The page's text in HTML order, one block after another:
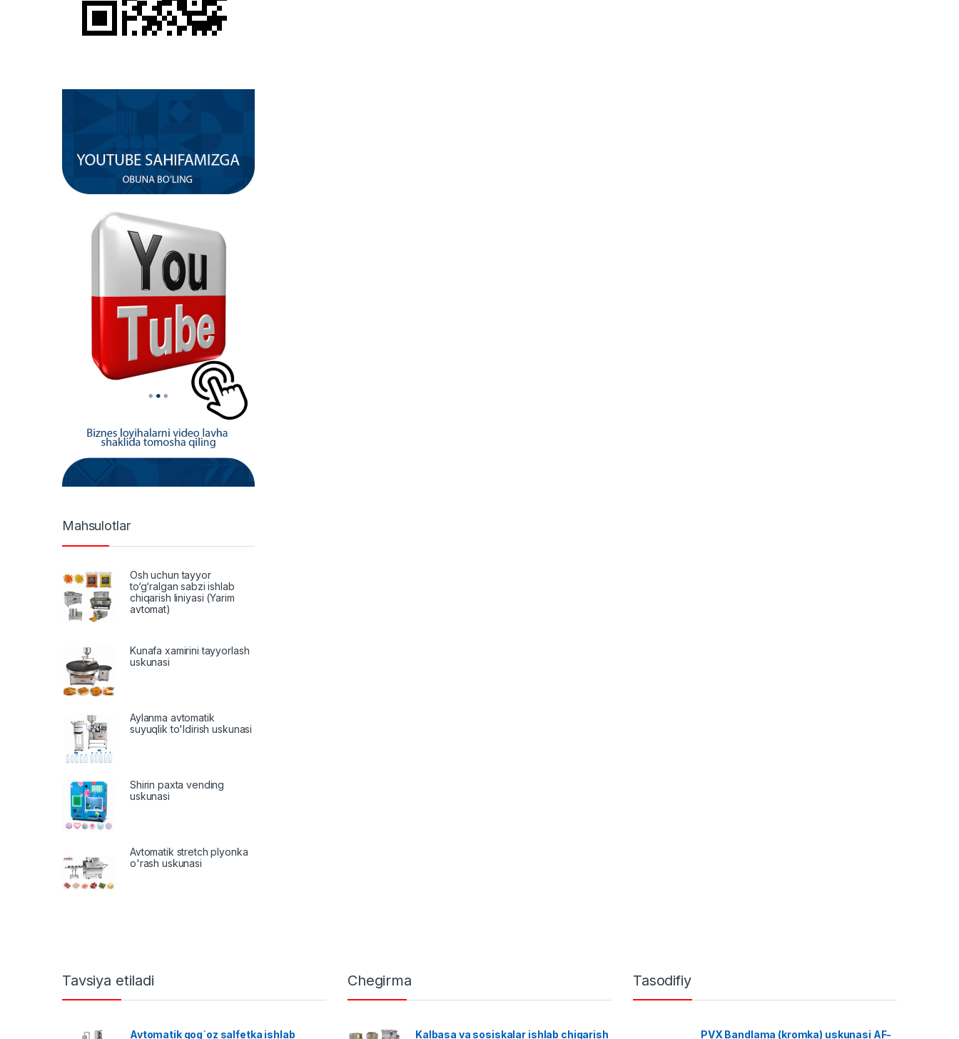
Mahsulotlar
Osh uchun tayyor
to‘g‘ralgan sabzi ishlab
chiqarish liniyasi (Yarim
avtomat)
Kunafa xamirini tayyorlash
uskunasi
Aylanma avtomatik
suyuqlik to'ldirish uskunasi
Shirin paxta vending
uskunasi
Avtomatik stretch plyonka
o'rash uskunasi
Tavsiya etiladi
Avtomatik qog`oz salfetka ishlab
Chegirma
Kalbasa va sosiskalar ishlab chiqarish
Tasodifiy
PVX Bandlama (kromka) uskunasi AF-